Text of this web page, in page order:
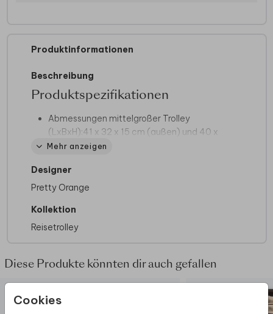
Cookies
Produktinformationen
Beschreibung
Produktspezifikationen
Abmessungen mittelgroßer Trolley
(LxBxH):41 x 32 x 15 cm (außen) und 40 x
32 x 15 cm (innen)
35 x 17 cm (außen) und 48 x 35 x 17 cm
(innen)
Material:
Material
Ausziehbarer Ziehgriff, schön in einem Fach
mit Reißverschluss verstaut
mit Reißverschluss
Mehr anzeigen
Designer
Pretty Orange
Kollektion
Reisetrolley
Diese Produkte könnten dir auch gefallen